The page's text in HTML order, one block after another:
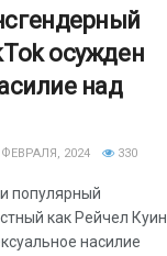
осужден
над
2024 330
популярный
как Рейчел Куин
насилие